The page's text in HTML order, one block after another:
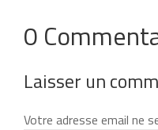
0
Laisser un
Votre adresse email ne